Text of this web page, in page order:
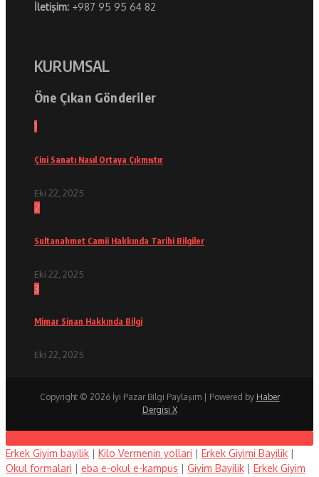
İletişim: +987 95 95 64 82
KURUMSAL
Öne Çıkan Gönderiler
1
Çini Sanatı Nasıl Ortaya Çıkmıştır
Eki 22, 2025
2
Sultanahmet Camii Hakkında Tarihi Bilgiler
Eki 22, 2025
3
Mimar Sinan Hakkında Bilgi
Eki 22, 2025
Copyright © 2026 İyi Pazar Bilgi Paylaşım | Powered by Haber
Dergisi X
Erkek Giyim bayilik | Kilo Vermenin yollari | Erkek Giyimi Bayilik |
Okul formalari | eba e-okul e-kampus | Giyim Bayilik | Erkek Giyim